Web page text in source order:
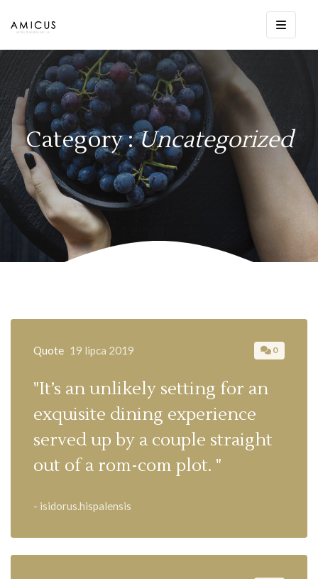
Category :Uncategorized
Quote 19 lipca 2019 0
"It’s an unlikely setting for an
exquisite dining experience
served up by a couple straight
out of a rom-com plot. "
- isidorus.hispalensis